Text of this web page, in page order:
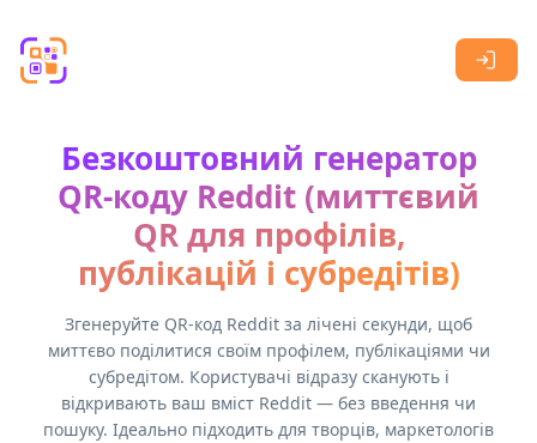
Безкоштовний генератор
QR-коду Reddit (миттєвий
QR для профілів,
публікацій і субредітів)
Згенеруйте QR-код Reddit за лічені секунди, щоб
миттєво поділитися своїм профілем, публікаціями чи
субредітом. Користувачі відразу сканують і
відкривають ваш вміст Reddit — без введення чи
пошуку. Ідеально підходить для творців, маркетологів